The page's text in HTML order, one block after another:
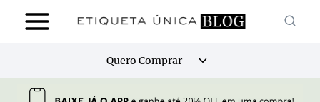
para
Quero Comprar
Alternar